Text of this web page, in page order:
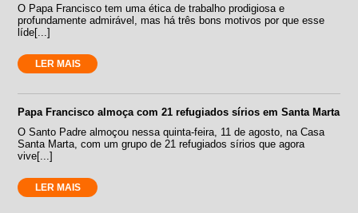
O Papa Francisco tem uma ética de trabalho prodigiosa e
profundamente admirável, mas há três bons motivos por que esse
líde[...]
LER MAIS
Papa Francisco almoça com 21 refugiados sírios em Santa Marta
O Santo Padre almoçou nessa quinta-feira, 11 de agosto, na Casa
Santa Marta, com um grupo de 21 refugiados sírios que agora
vive[...]
LER MAIS